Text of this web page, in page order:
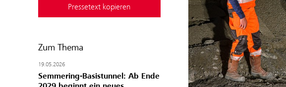
Pressetext kopieren
Zum Thema
19.05.2026
Semmering-Basistunnel: Ab Ende